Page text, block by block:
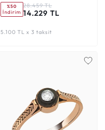
%50
İndirim
28.459 TL
14.229 TL
5.100 TL x 3 taksit